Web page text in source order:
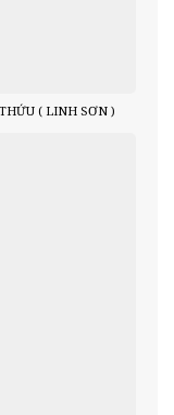
( LINH SƠN )